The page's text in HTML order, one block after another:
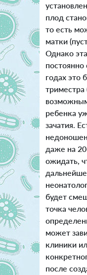
плод
то есть
матки
Однако
годах это
триместра
ребенка
зачатия.
даже на
ожидать,
будет
точка
может
клиники
после